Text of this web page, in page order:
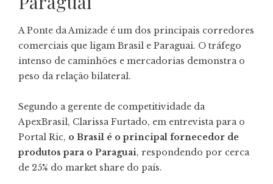
A Ponte da Amizade é um dos principais corredores
comerciais que ligam Brasil e Paraguai. O tráfego
intenso de caminhões e mercadorias demonstra o
peso da relação bilateral.
Segundo a gerente de competitividade da
ApexBrasil, Clarissa Furtado, em entrevista para o
Portal Ric, o Brasil é o principal fornecedor de
produtos para o Paraguai, respondendo por cerca
de 25% do market share do país.